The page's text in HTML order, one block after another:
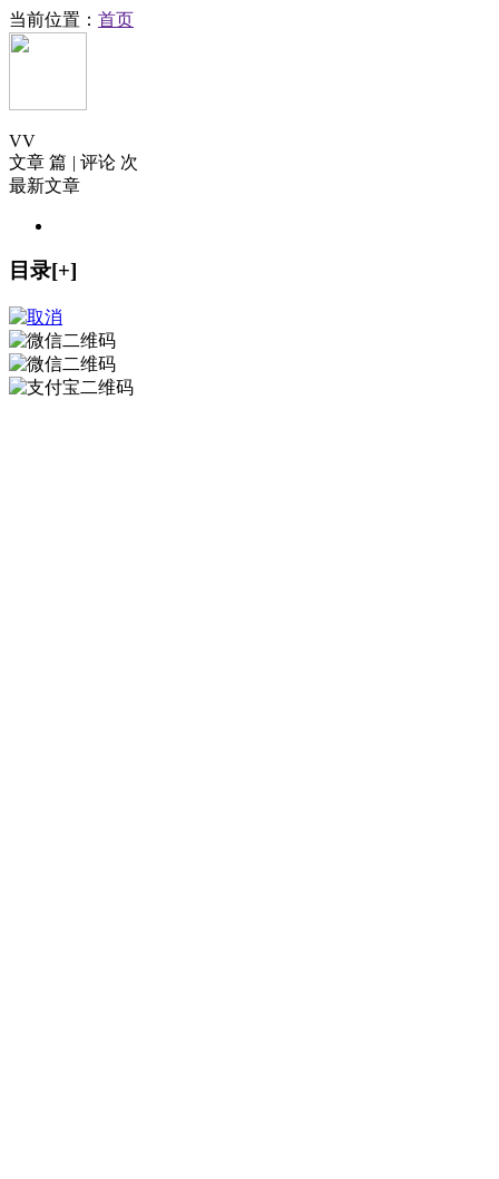
当前位置： 首页
VV
文章 篇 | 评论 次
最新文章
目录[+]